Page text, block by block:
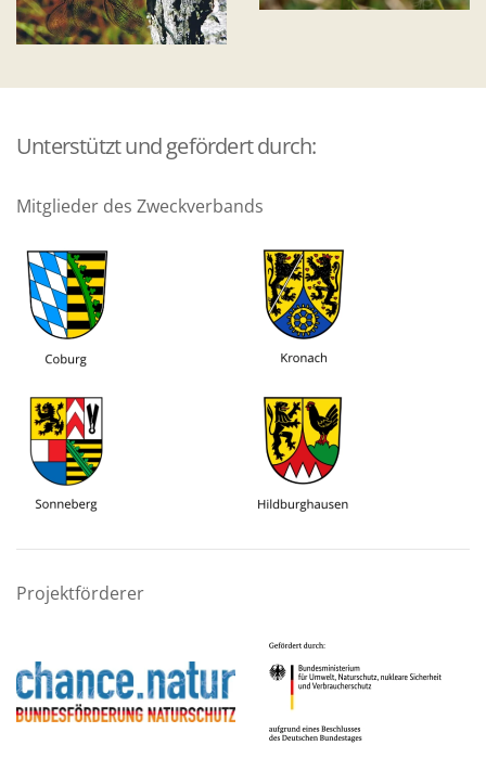
Unterstützt und gefördert durch:
Mitglieder des Zweckverbands
Projektförderer